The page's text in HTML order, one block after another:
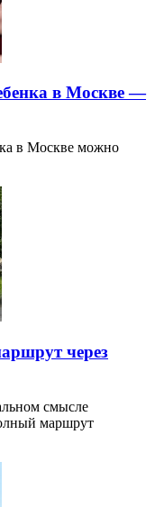
в Москве —
в Москве можно
через
смысле
маршрут